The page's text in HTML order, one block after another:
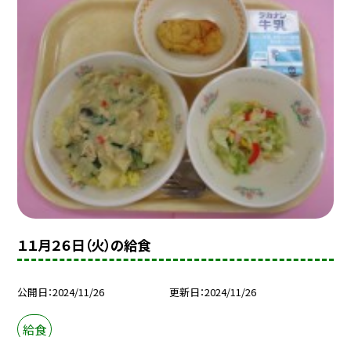
１１月２６日（火）の給食
公開日 2024/11/26 更新日 2024/11/26
給食